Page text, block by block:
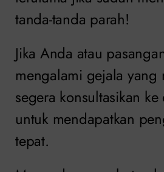
tanda-tanda parah!
Jika Anda atau
mengalami gejala yang
segera konsultasikan
untuk mendapatkan
tepat.